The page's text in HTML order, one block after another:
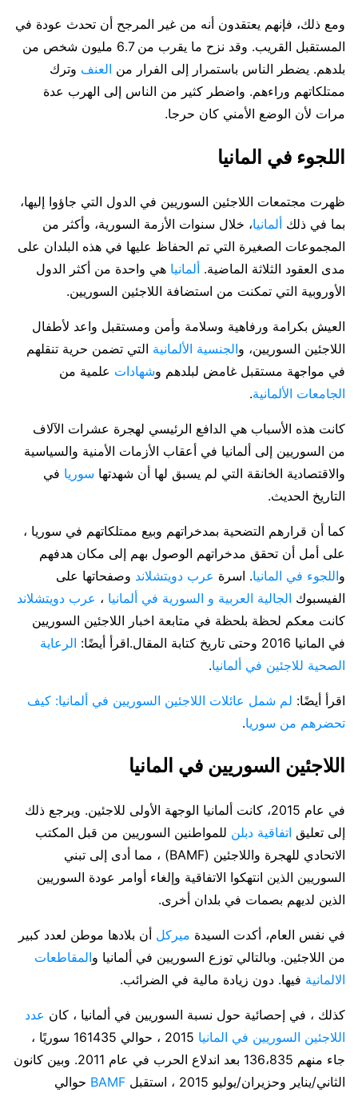
ومع ذلك، فإنهم يعتقدون أنه من غير المرجح أن تحدث عودة في
المستقبل القريب. وقد نزح ما يقرب من 6.7 مليون شخص من
بلدهم. يضطر الناس باستمرار إلى الفرار من العنف وترك
ممتلكاتهم وراءهم. واضطر كثير من الناس إلى الهرب عدة
مرات لأن الوضع الأمني كان حرجا.
اللجوء في المانيا
ظهرت مجتمعات اللاجئين السوريين في الدول التي جاؤوا إليها،
بما في ذلك ألمانيا، خلال سنوات الأزمة السورية، وأكثر من
المجموعات الصغيرة التي تم الحفاظ عليها في هذه البلدان على
مدى العقود الثلاثة الماضية. ألمانيا هي واحدة من أكثر الدول
الأوروبية التي تمكنت من استضافة اللاجئين السوريين.
العيش بكرامة ورفاهية وسلامة وأمن ومستقبل واعد لأطفال
اللاجئين السوريين، والجنسية الألمانية التي تضمن حرية تنقلهم
في مواجهة مستقبل غامض لبلدهم وشهادات علمية من
الجامعات الألمانية.
كانت هذه الأسباب هي الدافع الرئيسي لهجرة عشرات الآلاف
من السوريين إلى ألمانيا في أعقاب الأزمات الأمنية والسياسية
والاقتصادية الخانقة التي لم يسبق لها أن شهدتها سوريا في
التاريخ الحديث.
كما أن قرارهم التضحية بمدخراتهم وبيع ممتلكاتهم في سوريا ،
على أمل أن تحقق مدخراتهم الوصول بهم إلى مكان هدفهم
واللجوء في المانيا. اسرة عرب دويتشلاند وصفحاتها على
الفيسبوك الجالية العربية و السورية في ألمانيا ، عرب دويتشلاند
كانت معكم لحظة بلحظة في متابعة اخبار اللاجئين السوريين
في المانيا 2016 وحتى تاريخ كتابة المقال.اقرأ أيضًا:
الرعاية
الصحية للاجئين في ألمانيا.
اقرأ أيضًا: لم شمل عائلات اللاجئين السوريين في ألمانيا: كيف
تحضرهم من سوريا.
اللاجئين السوريين في المانيا
في عام 2015، كانت ألمانيا الوجهة الأولى للاجئين. ويرجع ذلك
إلى تعليق اتفاقية دبلن للمواطنين السوريين من قبل المكتب
الاتحادي للهجرة واللاجئين (BAMF) ، مما أدى إلى تبني
السوريين الذين انتهكوا الاتفاقية وإلغاء أوامر عودة السوريين
الذين لديهم بصمات في بلدان أخرى.
في نفس العام، أكدت السيدة ميركل أن بلادها موطن لعدد كبير
من اللاجئين. وبالتالي توزع السوريين في ألمانيا والمقاطعات
الالمانية فيها. دون زيادة مالية في الضرائب.
كذلك ، في إحصائية حول نسبة السوريين في ألمانيا ، كان عدد
اللاجئين السوريين في المانيا
2015 ، حوالي 161435 سوريًا ،
جاء منهم 136،835 بعد اندلاع الحرب في عام 2011. وبين كانون
الثاني/يناير وحزيران/يوليو 2015 ، استقبل
BAMF حوالي